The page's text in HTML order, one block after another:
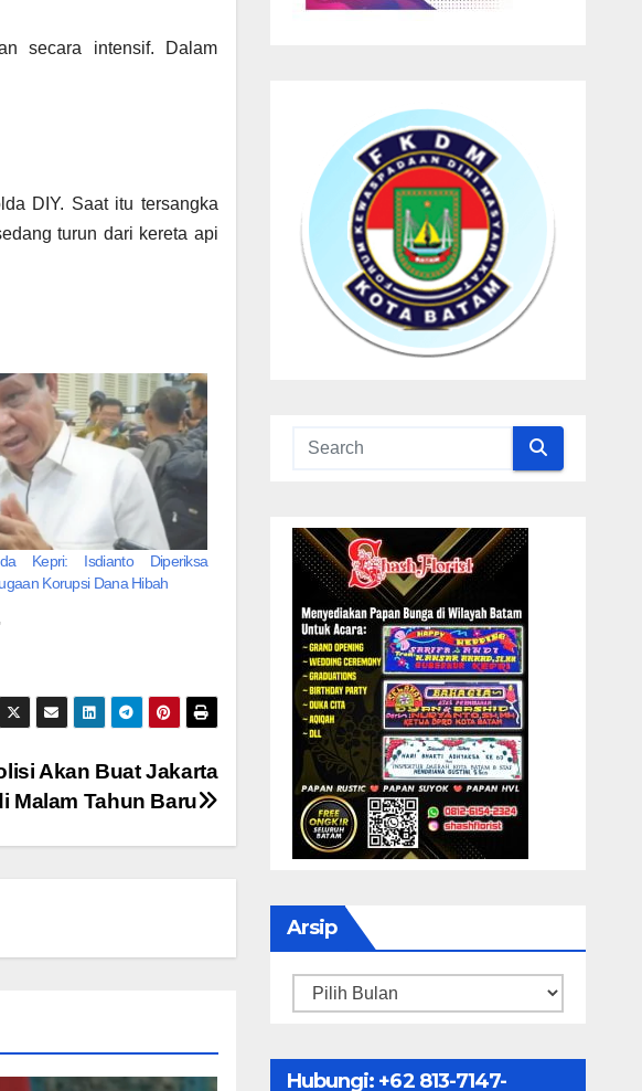
secara intensif. Dalam
DIY. Saat itu tersangka
turun dari kereta api
Kepri: Isdianto Diperiksa
Korupsi Dana Hibah
Akan Buat Jakarta
Malam Tahun Baru
Arsip
Arsip
Hubungi: ‪+62 813-7147-